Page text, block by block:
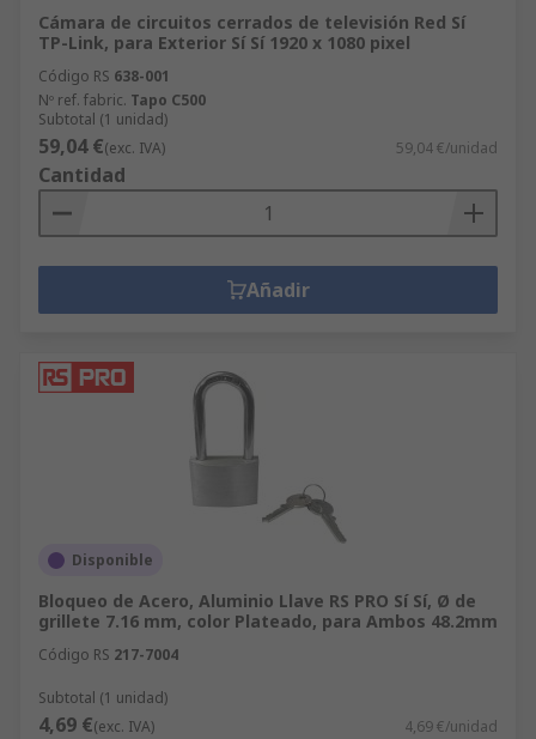
Cámara de circuitos cerrados de televisión Red Sí
TP-Link, para Exterior Sí Sí 1920 x 1080 pixel
Código RS 638-001
Nº ref. fabric. Tapo C500
Subtotal (1 unidad)
59,04 €(exc. IVA) 59,04 €/unidad
Cantidad
Añadir
Disponible
Bloqueo de Acero, Aluminio Llave RS PRO Sí Sí, Ø de
grillete 7.16 mm, color Plateado, para Ambos 48.2mm
Código RS 217-7004
Subtotal (1 unidad)
4,69 €(exc. IVA) 4,69 €/unidad